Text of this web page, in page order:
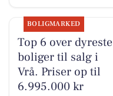
BOLIGMARKED
Top 6 over dyreste
boliger til salg i
Vrå. Priser op til
6.995.000 kr